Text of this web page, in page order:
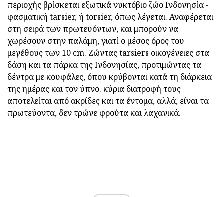
περιοχής βρίσκεται εξωτικά νυκτόβιο ζώο Ινδονησία -
φασματική tarsier, ή torsier, όπως λέγεται. Αναφέρεται
στη σειρά των πρωτευόντων, και μπορούν να
χωρέσουν στην παλάμη, γιατί ο μέσος όρος του
μεγέθους των 10 cm. Ζώντας tarsiers οικογένειες στα
δάση και τα πάρκα της Ινδονησίας, προτιμώντας τα
δέντρα με κουφάλες, όπου κρύβονται κατά τη διάρκεια
της ημέρας και τον ύπνο. κύρια διατροφή τους
αποτελείται από ακρίδες και τα έντομα, αλλά, είναι τα
πρωτεύοντα, δεν τρώνε φρούτα και λαχανικά.